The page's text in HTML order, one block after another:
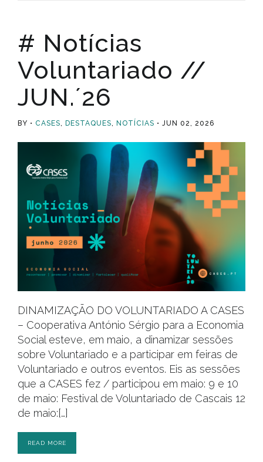
# Notícias
Voluntariado //
JUN.´26
BY CASES DESTAQUES NOTÍCIAS JUN 02, 2026
DINAMIZAÇÃO DO VOLUNTARIADO A CASES
– Cooperativa António Sérgio para a Economia
Social esteve, em maio, a dinamizar sessões
sobre Voluntariado e a participar em feiras de
Voluntariado e outros eventos. Eis as sessões
que a CASES fez / participou em maio: 9 e 10
de maio: Festival de Voluntariado de Cascais 12
de maio:[…]
READ MORE